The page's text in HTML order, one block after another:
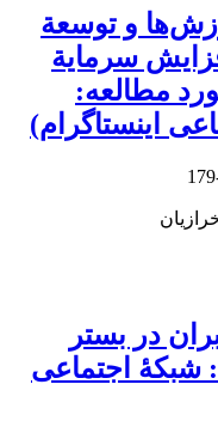
و توسعة
سرمایة
مطالعه:
اینستاگرام)
در بستر
شبکۀ اجتماعی